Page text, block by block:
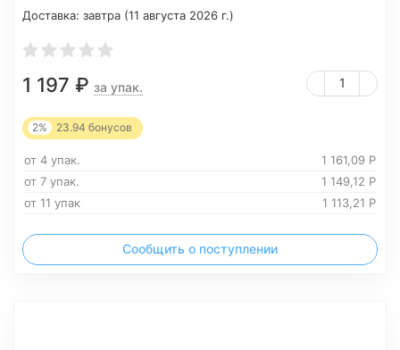
Доставка: завтра (11 августа 2026 г.)
1 197 ₽ за упак.
2% 23.94 бонусов
от 4 упак. 1 161,09 Р
от 7 упак.
1 149,12 Р
от 11 упак
1 113,21 Р
Сообщить о поступлении